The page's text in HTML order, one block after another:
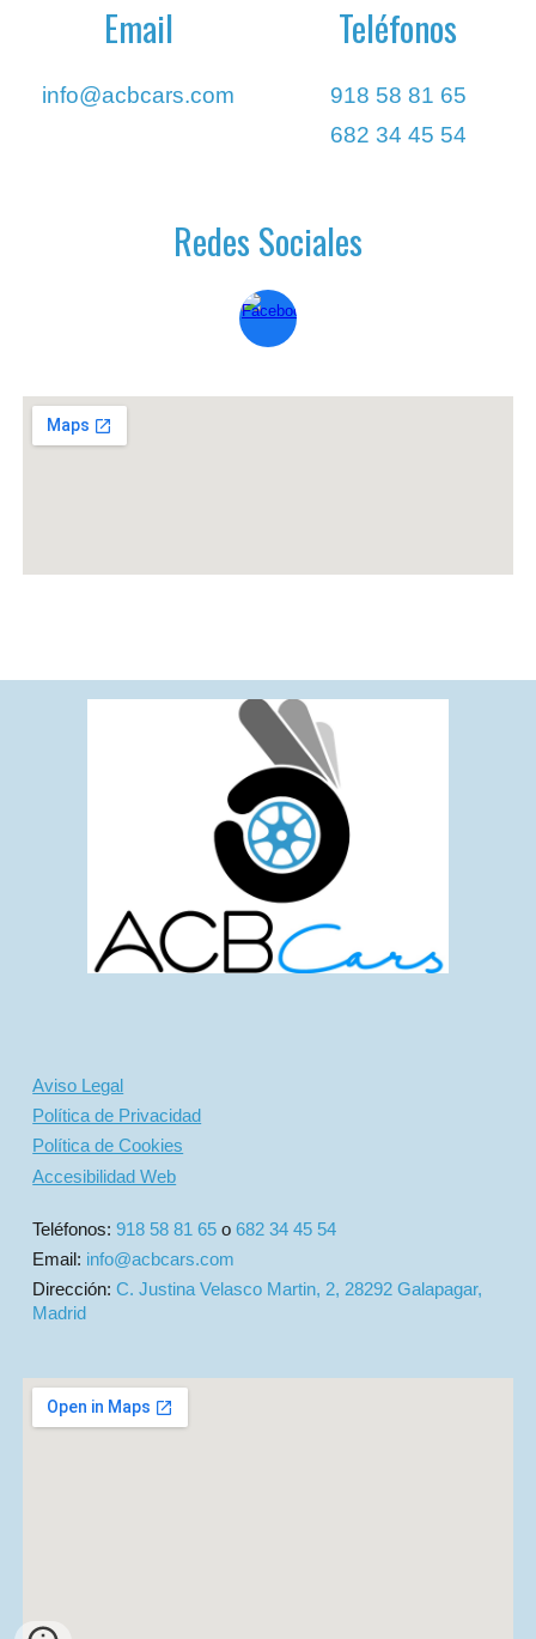
Email
info@acbcars.com
Teléfonos
918 58 81 65
682 34 45 54
Redes Sociales
Aviso Legal
Política de Privacidad
Política de Cookies
Accesibilidad Web
Teléfonos:918 58 81 65 o682 34 45 54
Email: info@acbcars.com
Dirección: C. Justina Velasco Martin, 2, 28292 Galapagar,
Madrid